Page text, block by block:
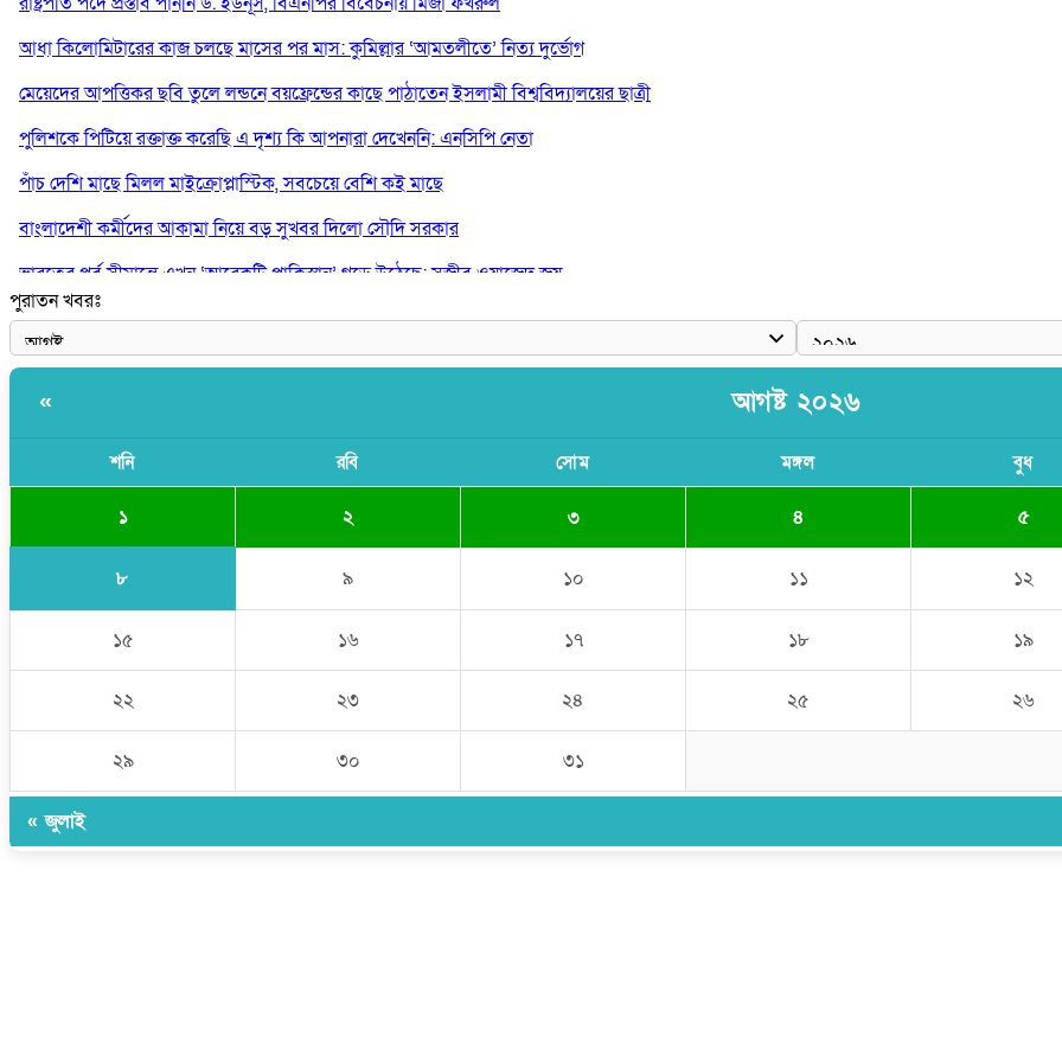
আধা কিলোমিটারের কাজ চলছে মাসের পর মাস: কুমিল্লার ‘আমতলীতে’ নিত্য দুর্ভোগ
মেয়েদের আপত্তিকর ছবি তুলে লন্ডনে বয়ফ্রেন্ডের কাছে পাঠাতেন ইসলামী বিশ্ববিদ্যালয়ের ছাত্রী
পুলিশকে পিটিয়ে রক্তাক্ত করেছি এ দৃশ্য কি আপনারা দেখেননি: এনসিপি নেতা
পাঁচ দেশি মাছে মিলল মাইক্রোপ্লাস্টিক, সবচেয়ে বেশি কই মাছে
বাংলাদেশী কর্মীদের আকামা নিয়ে বড় সুখবর দিলো সৌদি সরকার
ভারতের পূর্ব সীমান্তে এখন ‘আরেকটি পাকিস্তান’ গড়ে উঠেছে: সজীব ওয়াজেদ জয়
সাকিব আল হাসানের বাড়িতে আগুন, পেট্রলবোমা বিস্ফোরণ
পুরাতন খবরঃ
« আগষ্ট ২০২৬
শনি রবি সোম মঙ্গল বুধ
১ ২ ৩ ৪ ৫
৮ ৯ ১০ ১১ ১২
১৫ ১৬ ১৭ ১৮ ১৯
২২ ২৩ ২৪ ২৫ ২৬
২৯ ৩০ ৩১
« জুলাই